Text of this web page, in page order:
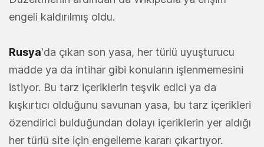
engeli kaldırılmış oldu.
Rusya'da çıkan son yasa, her türlü uyuşturucu
madde ya da intihar gibi konuların işlenmemesini
istiyor. Bu tarz içeriklerin teşvik edici ya da
kışkırtıcı olduğunu savunan yasa, bu tarz içerikleri
özendirici bulduğundan dolayı içeriklerin yer aldığı
her türlü site için engelleme kararı çıkartıyor.